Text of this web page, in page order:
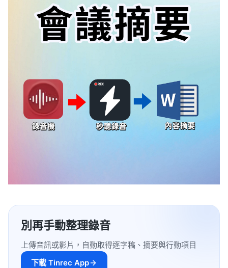
別再手動整理錄音
上傳音訊或影片，自動取得逐字稿、摘要與行動項目
下載 Tinrec App